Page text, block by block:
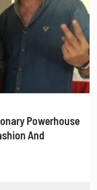
Powerhouse
And